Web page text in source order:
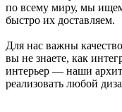
по всему миру, мы
быстро их доставляем.
Для нас важны
вы не знаете, как
интерьер — наши
реализовать любой